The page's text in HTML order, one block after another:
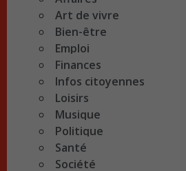
Art de vivre
Bien-être
Emploi
Finances
Infos citoyennes
Loisirs
Musique
Politique
Santé
Société